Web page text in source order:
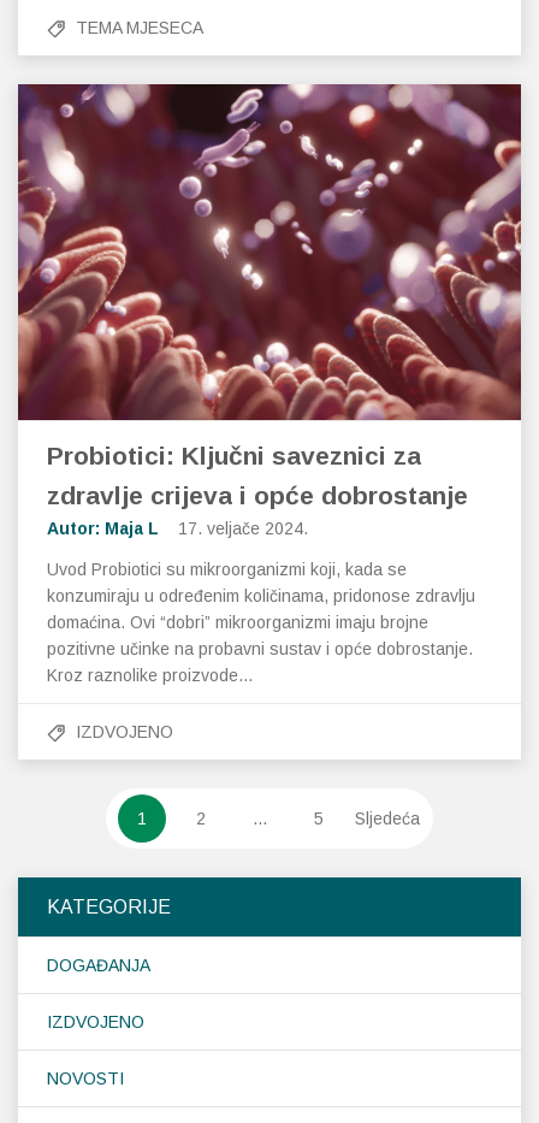
KATEGORIJE
DOGAĐANJA
IZDVOJENO
NOVOSTI
TEMA MJESECA
Probiotici: Ključni saveznici za
zdravlje crijeva i opće dobrostanje
Autor: Maja L 17. veljače 2024.
Uvod Probiotici su mikroorganizmi koji, kada se
konzumiraju u određenim količinama, pridonose zdravlju
domaćina. Ovi “dobri” mikroorganizmi imaju brojne
pozitivne učinke na probavni sustav i opće dobrostanje.
Kroz raznolike proizvode…
IZDVOJENO
1 2 … 5 Sljedeća